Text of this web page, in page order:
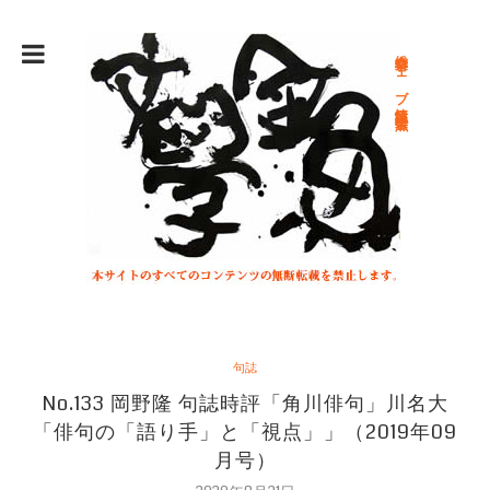
総合文学ウェブ情報誌 文学金魚
句誌
No.133 岡野隆 句誌時評「角川俳句」川名大
「俳句の「語り手」と「視点」」（2019年09
月号）